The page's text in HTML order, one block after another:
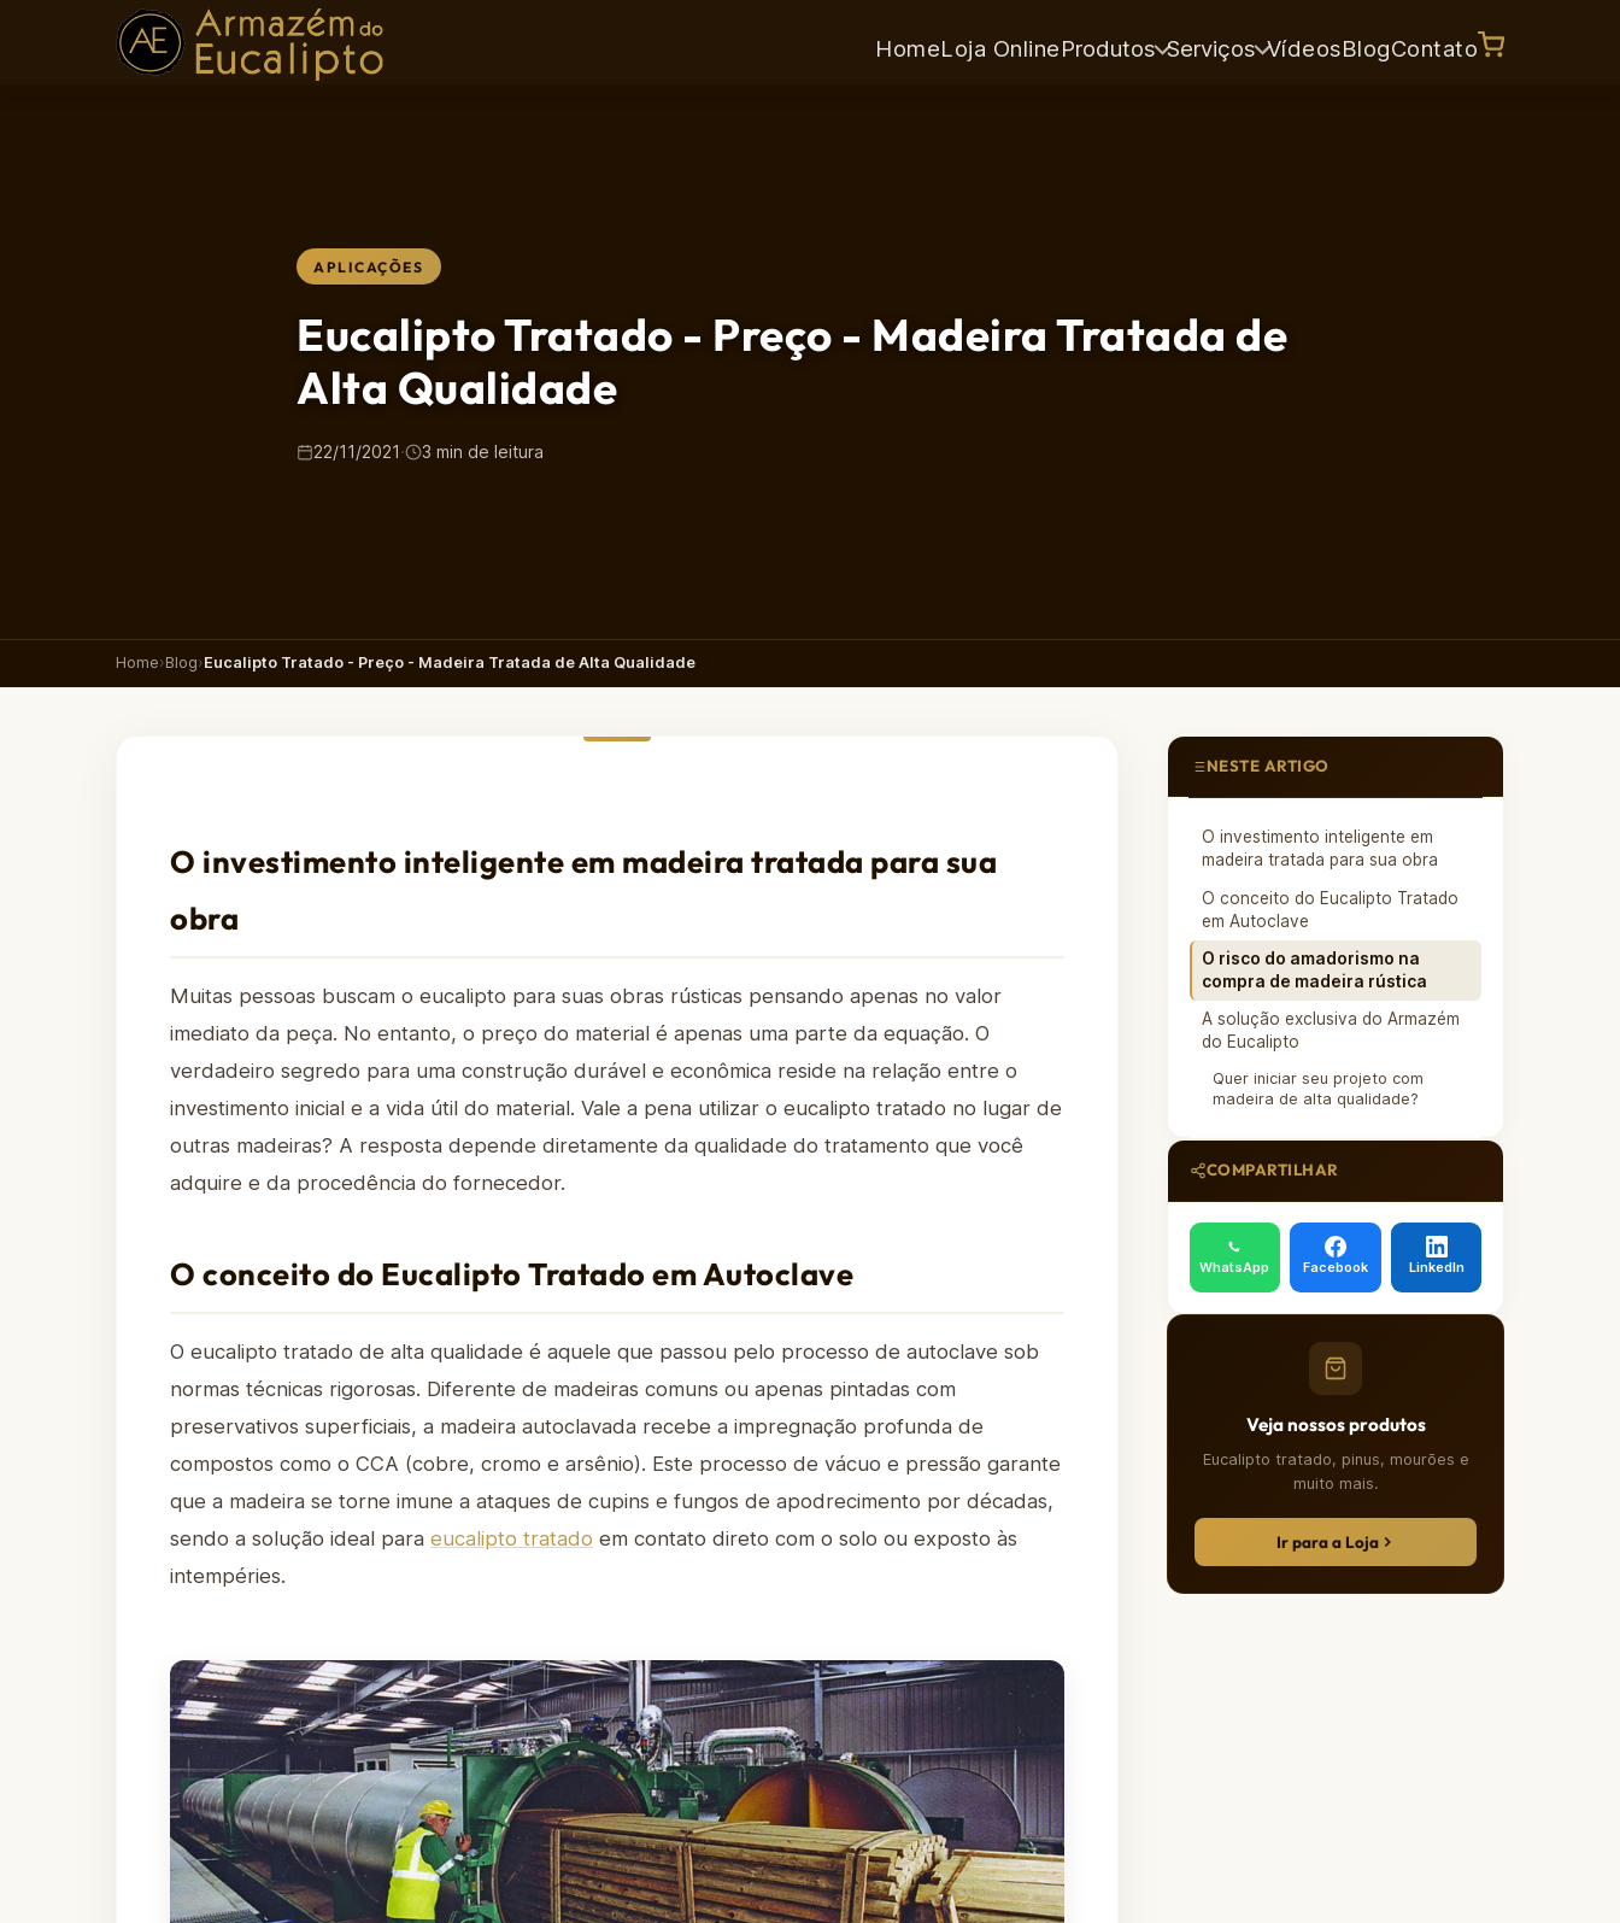
HomeLoja OnlineProdutos Serviços VídeosBlogContato
APLICAÇÕES
Eucalipto Tratado - Preço - Madeira Tratada de
Alta Qualidade
22/11/2021· 3 min de leitura
Home›Blog›Eucalipto Tratado - Preço - Madeira Tratada de Alta Qualidade
O investimento inteligente em madeira tratada para sua
obra
Muitas pessoas buscam o eucalipto para suas obras rústicas pensando apenas no valor
imediato da peça. No entanto, o preço do material é apenas uma parte da equação. O
verdadeiro segredo para uma construção durável e econômica reside na relação entre o
investimento inicial e a vida útil do material. Vale a pena utilizar o eucalipto tratado no lugar de
outras madeiras? A resposta depende diretamente da qualidade do tratamento que você
adquire e da procedência do fornecedor.
O conceito do Eucalipto Tratado em Autoclave
O eucalipto tratado de alta qualidade é aquele que passou pelo processo de autoclave sob
normas técnicas rigorosas. Diferente de madeiras comuns ou apenas pintadas com
preservativos superficiais, a madeira autoclavada recebe a impregnação profunda de
compostos como o CCA (cobre, cromo e arsênio). Este processo de vácuo e pressão garante
que a madeira se torne imune a ataques de cupins e fungos de apodrecimento por décadas,
sendo a solução ideal para eucalipto tratado em contato direto com o solo ou exposto às
intempéries.
NESTE ARTIGO
O investimento inteligente em
madeira tratada para sua obra
O conceito do Eucalipto Tratado
em Autoclave
O risco do amadorismo na
compra de madeira rústica
A solução exclusiva do Armazém
do Eucalipto
Quer iniciar seu projeto com
madeira de alta qualidade?
COMPARTILHAR
WhatsApp Facebook LinkedIn
Veja nossos produtos
Eucalipto tratado, pinus, mourões e
muito mais.
Ir para a Loja